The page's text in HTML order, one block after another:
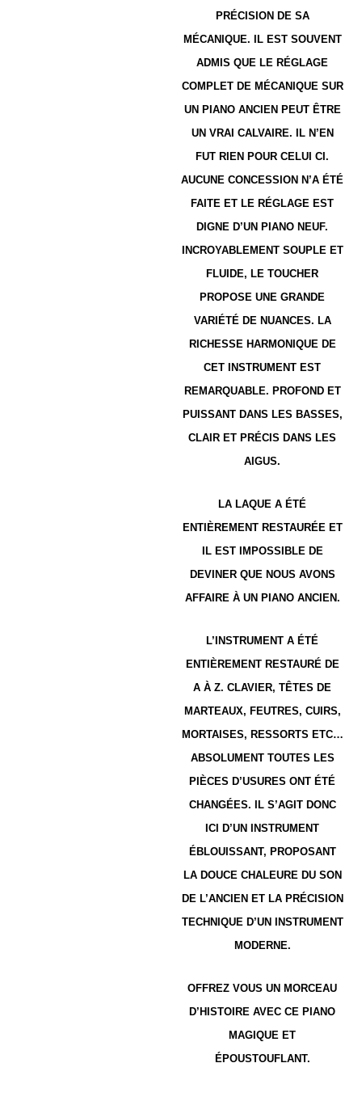
PRÉCISION DE SA
MÉCANIQUE. IL EST SOUVENT
ADMIS QUE LE RÉGLAGE
COMPLET DE MÉCANIQUE SUR
UN PIANO ANCIEN PEUT ÊTRE
UN VRAI CALVAIRE. IL N’EN
FUT RIEN POUR CELUI CI.
AUCUNE CONCESSION N’A ÉTÉ
FAITE ET LE RÉGLAGE EST
DIGNE D’UN PIANO NEUF.
INCROYABLEMENT SOUPLE ET
FLUIDE, LE TOUCHER
PROPOSE UNE GRANDE
VARIÉTÉ DE NUANCES. LA
RICHESSE HARMONIQUE DE
CET INSTRUMENT EST
REMARQUABLE. PROFOND ET
PUISSANT DANS LES BASSES,
CLAIR ET PRÉCIS DANS LES
AIGUS.
LA LAQUE A ÉTÉ
ENTIÈREMENT RESTAURÉE ET
IL EST IMPOSSIBLE DE
DEVINER QUE NOUS AVONS
AFFAIRE À UN PIANO ANCIEN.
L’INSTRUMENT A ÉTÉ
ENTIÈREMENT RESTAURÉ DE
A À Z. CLAVIER, TÊTES DE
MARTEAUX, FEUTRES, CUIRS,
MORTAISES, RESSORTS ETC…
ABSOLUMENT TOUTES LES
PIÈCES D’USURES ONT ÉTÉ
CHANGÉES. IL S’AGIT DONC
ICI D’UN INSTRUMENT
ÉBLOUISSANT, PROPOSANT
LA DOUCE CHALEURE DU SON
DE L’ANCIEN ET LA PRÉCISION
TECHNIQUE D’UN INSTRUMENT
MODERNE.
OFFREZ VOUS UN MORCEAU
D’HISTOIRE AVEC CE PIANO
MAGIQUE ET
ÉPOUSTOUFLANT.